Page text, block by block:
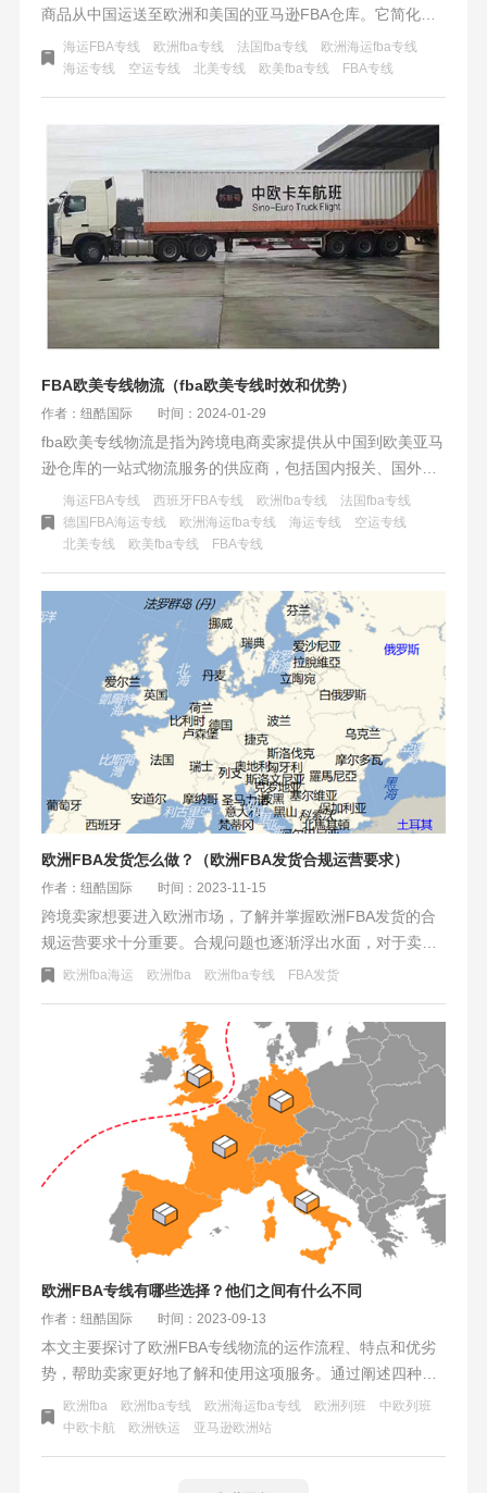
商品从中国运送至欧洲和美国的亚马逊FBA仓库。它简化了
物流流程，确保货物顺利到达目的地，助力企业进军海外市
场。
海运FBA专线 欧洲fba专线 法国fba专线
欧洲海运fba专线
海运专线
空运专线 北美专线 欧美fba专线 FBA专线
FBA欧美专线物流（fba欧美专线时效和优势）
作者：纽酷国际 时间：2024-01-29
fba欧美专线物流是指为跨境电商卖家提供从中国到欧美亚马
逊仓库的一站式物流服务的供应商，包括国内报关、国外清
关、缴税、尾程派送等环节。这种物流方式可以帮助卖家节
省运输成本、缩短运输时间、降低运输风险、提高客户满意
度。Fba欧美专线能够简化物流供应链流程和节省时间精
力，让跨境企业有更多资源投资在海外运营和产品研发方
海运FBA专线 西班牙FBA专线 欧洲fba专线
法国fba专线
德国FBA海运专线
欧洲海运fba专线 海运专线
空运专线
北美专线
欧美fba专线 FBA专线
欧洲FBA发货怎么做？（欧洲FBA发货合规运营要求）
作者：纽酷国际 时间：2023-11-15
跨境卖家想要进入欧洲市场，了解并掌握欧洲FBA发货的合
规运营要求十分重要。合规问题也逐渐浮出水面，对于卖家
而言，了解并遵守欧洲市场的合规要求是关键。卖家必须做
申报、合适的包装、正确的税务处理以及完整的合规文件都
是顺利发货并避免不必要纠纷的关键。
欧洲fba海运 欧洲fba 欧洲fba专线 FBA发货
欧洲FBA专线有哪些选择？他们之间有什么不同
作者：纽酷国际 时间：2023-09-13
本文主要探讨了欧洲FBA专线物流的运作流程、特点和优劣
势，帮助卖家更好地了解和使用这项服务。通过阐述四种物
流方式的特点和使用场景，让卖家可以根据自己的需求和货
物类型选择最适合的方式。同时，本文还指出了在选择物流
欧洲fba 欧洲fba专线 欧洲海运fba专线 欧洲列班
中欧列班
中欧卡航
欧洲铁运 亚马逊欧洲站